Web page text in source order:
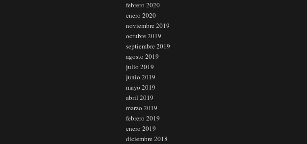
febrero 2020
enero 2020
noviembre 2019
octubre 2019
septiembre 2019
agosto 2019
julio 2019
junio 2019
mayo 2019
abril 2019
marzo 2019
febrero 2019
enero 2019
diciembre 2018